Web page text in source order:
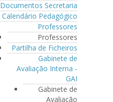
Documentos Secretaria
Calendário Pedagógico
Professores
Professores
Partilha de Ficheiros
Gabinete de
Avaliação Interna -
GAI
Gabinete de
Avaliação